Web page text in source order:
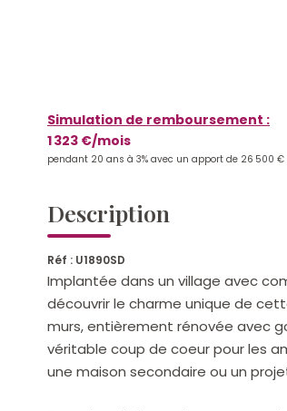
Simulation de remboursement :
1 323 €/mois
pendant 20 ans à 3% avec un apport de 26 500 €
Description
Réf : U1890SD
Implantée dans un village avec
découvrir le charme unique de
murs, entièrement rénovée avec
véritable coup de coeur pour les
une maison secondaire ou un